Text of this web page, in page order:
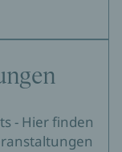
- Hier finden